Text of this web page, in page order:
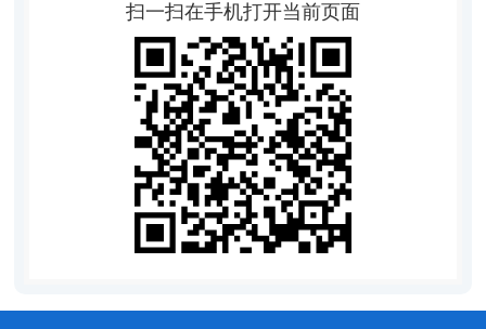
扫一扫在手机打开当前页面